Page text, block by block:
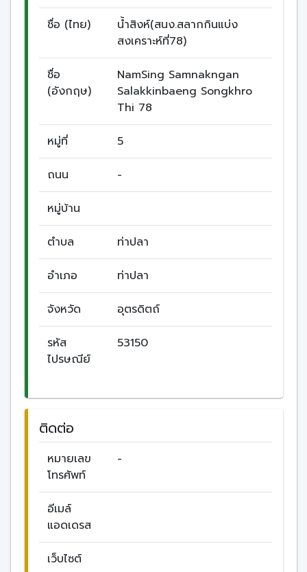
ชื่อ (ไทย)
น้ำสิงห์(สนง.สลากกินแบ่ง
สงเคราะห์ที่78)
ชื่อ
(อังกฤษ)
NamSing Samnakngan
Salakkinbaeng Songkhro
Thi 78
หมู่ที่ 5
ถนน -
หมู่บ้าน
ตำบล ท่าปลา
อำเภอ ท่าปลา
จังหวัด อุตรดิตถ์
รหัส
ไปรษณีย์
53150
ติดต่อ
หมายเลข
โทรศัพท์
-
อีเมล์
แอดเดรส
เว็บไซต์